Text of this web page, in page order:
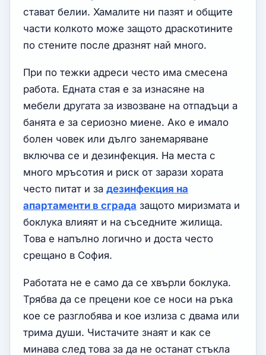
стават белии. Хамалите ни пазят и общите
части колкото може защото драскотините
по стените после дразнят най много.
При по тежки адреси често има смесена
работа. Едната стая е за изнасяне на
мебели другата за извозване на отпадъци а
банята е за сериозно миене. Ако е имало
болен човек или дълго занемаряване
включва се и дезинфекция. На места с
много мръсотия и риск от зарази хората
често питат и за дезинфекция на
апартаменти в сграда защото миризмата и
боклука влияят и на съседните жилища.
Това е напълно логично и доста често
срещано в София.
Работата не е само да се хвърли боклука.
Трябва да се прецени кое се носи на ръка
кое се разглобява и кое излиза с двама или
трима души. Чистачите знаят и как се
минава след това за да не останат стъкла